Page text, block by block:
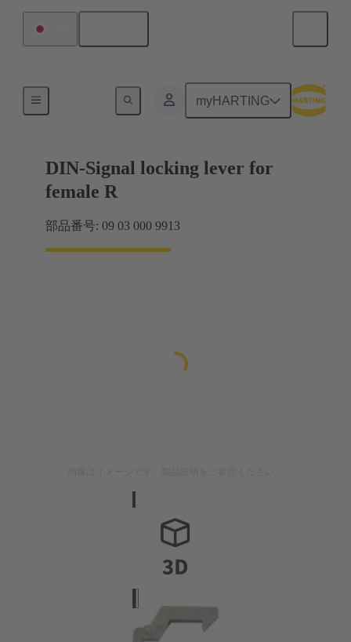
myHARTING
DIN-Signal locking lever for
female R
部品番号: 09 03 000 9913